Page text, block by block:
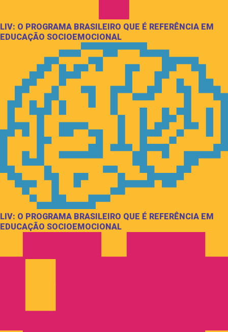
LIV: O PROGRAMA BRASILEIRO QUE É REFERÊNCIA EM
EDUCAÇÃO SOCIOEMOCIONAL
LIV: O PROGRAMA BRASILEIRO QUE É REFERÊNCIA EM
EDUCAÇÃO SOCIOEMOCIONAL